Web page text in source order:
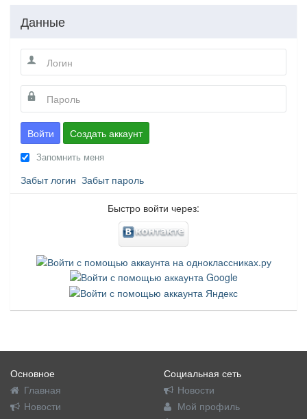
Данные
Войти Создать аккаунт
Запомнить меня
Забыт логин Забыт пароль
Быстро войти через:
Основное
Главная
Новости
Социальная сеть
Новости
Мой профиль